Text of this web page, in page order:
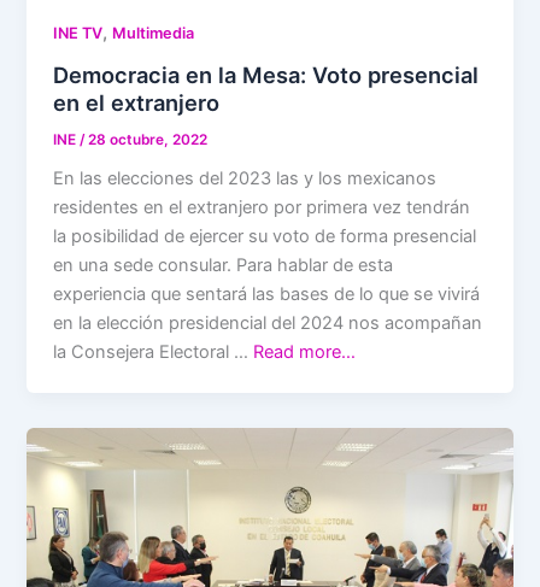
INE TV, Multimedia
Democracia en la Mesa: Voto presencial
en el extranjero
INE /28 octubre, 2022
En las elecciones del 2023 las y los mexicanos
residentes en el extranjero por primera vez tendrán
la posibilidad de ejercer su voto de forma presencial
en una sede consular. Para hablar de esta
experiencia que sentará las bases de lo que se vivirá
en la elección presidencial del 2024 nos acompañan
la Consejera Electoral … Read more…